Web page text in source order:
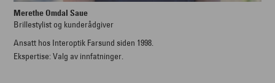
Merethe Omdal Saue
Brillestylist og kunderådgiver
Ansatt hos Interoptik Farsund siden 1998.
Ekspertise: Valg av innfatninger.